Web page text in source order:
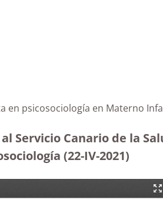
en psicosociología en Materno
Servicio Canario de la
(22-IV-2021)